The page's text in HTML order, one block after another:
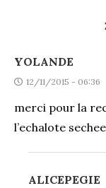
YOLANDE
12/11/2015 - 06:36
merci pour la
l’echalote
ALICEPEGIE